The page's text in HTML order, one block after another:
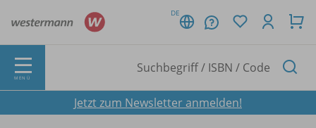
DE
MENÜ
Jetzt zum Newsletter anmelden!